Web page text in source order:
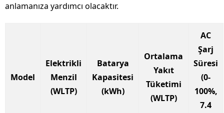
anlamanıza yardımcı olacaktır.
Model
Elektrikli
Menzil
(WLTP)
Batarya
Kapasitesi
(kWh)
Ortalama
Yakıt
Tüketimi
(WLTP)
AC
Şarj
Süresi
(0-
100%,
7.4